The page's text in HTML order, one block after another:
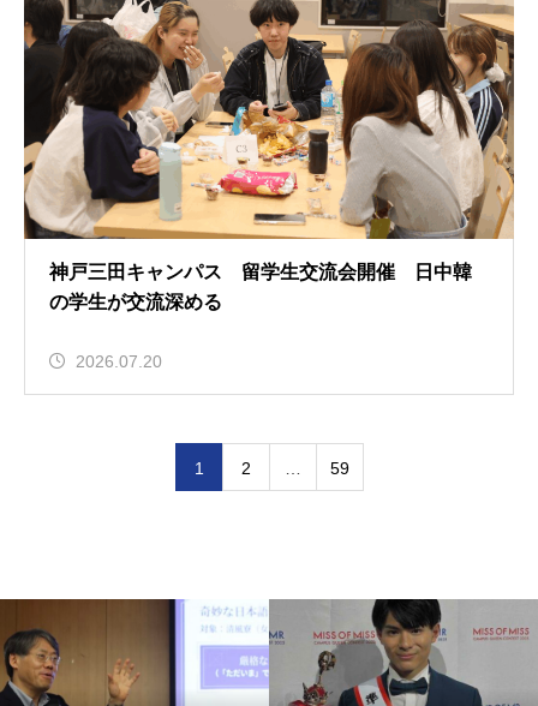
神戸三田キャンパス 留学生交流会開催 日中韓
の学生が交流深める
2026.07.20
1 2 59